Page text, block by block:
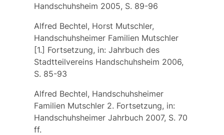
Handschuhsheim 2005, S. 89-96
Alfred Bechtel, Horst Mutschler,
Handschuhsheimer Familien Mutschler
[1.] Fortsetzung, in: Jahrbuch des
Stadtteilvereins Handschuhsheim 2006,
S. 85-93
Alfred Bechtel, Handschuhsheimer
Familien Mutschler 2. Fortsetzung, in:
Handschuhsheimer Jahrbuch 2007, S. 70
ff.